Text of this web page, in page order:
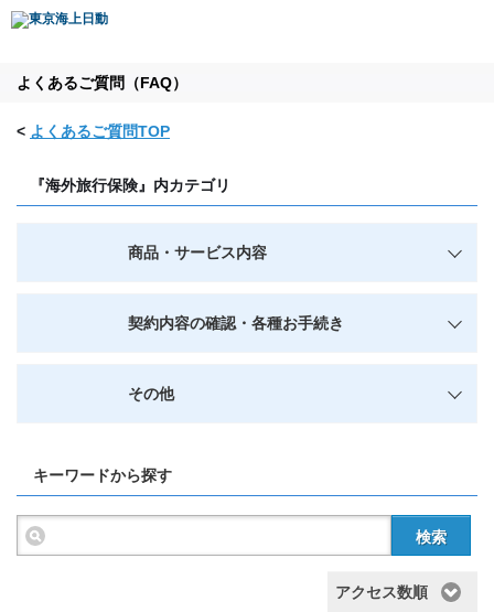
よくあるご質問（FAQ）
< よくあるご質問TOP
『海外旅行保険』内カテゴリ
商品・サービス内容
契約内容の確認・各種お手続き
その他
キーワードから探す
検索
アクセス数順